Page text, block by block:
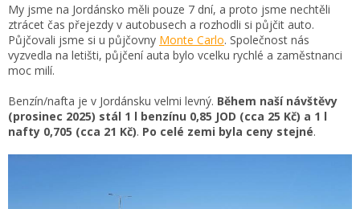
My jsme na Jordánsko měli pouze 7 dní, a proto jsme nechtěli
ztrácet čas přejezdy v autobusech a rozhodli si půjčit auto.
Půjčovali jsme si u půjčovny Monte Carlo. Společnost nás
vyzvedla na letišti, půjčení auta bylo vcelku rychlé a zaměstnanci
moc milí.
Benzín/nafta je v Jordánsku velmi levný. Během naší návštěvy
(prosinec 2025) stál 1 l benzínu 0,85 JOD (cca 25 Kč) a 1 l
nafty 0,705 (cca 21 Kč). Po celé zemi byla ceny stejné.